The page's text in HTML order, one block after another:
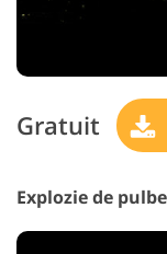
Gratuit